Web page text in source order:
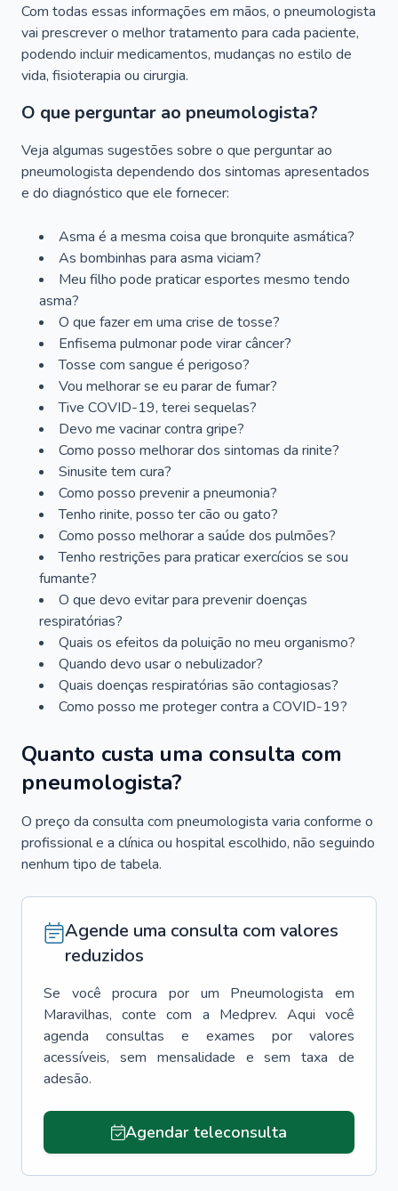
Com todas essas informações em mãos, o pneumologista
vai prescrever o melhor tratamento para cada paciente,
podendo incluir medicamentos, mudanças no estilo de
vida, fisioterapia ou cirurgia.
O que perguntar ao pneumologista?
Veja algumas sugestões sobre o que perguntar ao
pneumologista dependendo dos sintomas apresentados
e do diagnóstico que ele fornecer:
Asma é a mesma coisa que bronquite asmática?
As bombinhas para asma viciam?
Meu filho pode praticar esportes mesmo tendo
asma?
O que fazer em uma crise de tosse?
Enfisema pulmonar pode virar câncer?
Tosse com sangue é perigoso?
Vou melhorar se eu parar de fumar?
Tive COVID-19, terei sequelas?
Devo me vacinar contra gripe?
Como posso melhorar dos sintomas da rinite?
Sinusite tem cura?
Como posso prevenir a pneumonia?
Tenho rinite, posso ter cão ou gato?
Como posso melhorar a saúde dos pulmões?
Tenho restrições para praticar exercícios se sou
fumante?
O que devo evitar para prevenir doenças
respiratórias?
Quais os efeitos da poluição no meu organismo?
Quando devo usar o nebulizador?
Quais doenças respiratórias são contagiosas?
Como posso me proteger contra a COVID-19?
Quanto custa uma consulta com
pneumologista?
O preço da consulta com pneumologista varia conforme o
profissional e a clínica ou hospital escolhido, não seguindo
nenhum tipo de tabela.
Agende uma consulta com valores
reduzidos
Se você procura por um Pneumologista
em
Maravilhas, conte com a Medprev. Aqui você
agenda consultas e exames por valores
acessíveis, sem mensalidade e sem taxa de
adesão.
Agendar teleconsulta